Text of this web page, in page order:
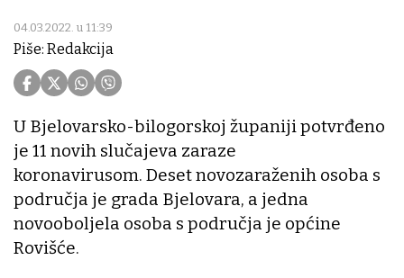
04.03.2022. u 11:39
Piše: Redakcija
U Bjelovarsko-bilogorskoj županiji potvrđeno
je 11 novih slučajeva zaraze
koronavirusom. Deset novozaraženih osoba s
područja je grada Bjelovara, a jedna
novooboljela osoba s područja je općine
Rovišće.